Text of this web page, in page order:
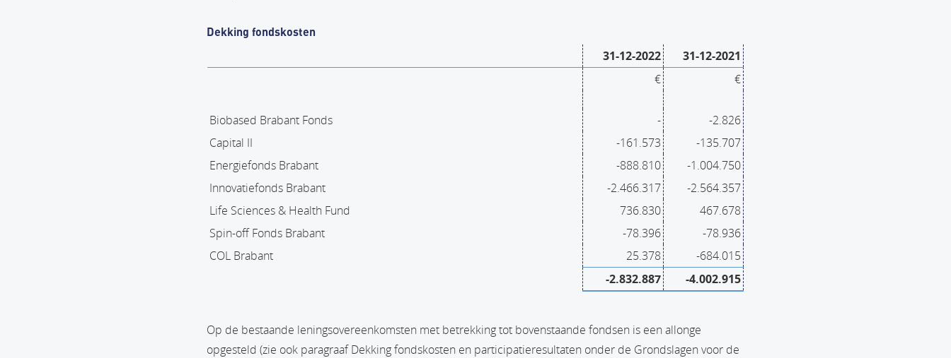
Dekking fondskosten
31-12-2022
31-12-2021
€
€
Biobased Brabant Fonds -
-2.826
Capital II
-161.573
-135.707
Energiefonds Brabant
-888.810
-1.004.750
Innovatiefonds Brabant
-2.466.317
-2.564.357
Life Sciences & Health Fund
736.830
467.678
Spin-off Fonds Brabant
-78.396
-78.936
COL Brabant
25.378
-684.015
-2.832.887
-4.002.915
Op de bestaande leningsovereenkomsten met betrekking tot bovenstaande fondsen is een allonge
opgesteld (zie ook paragraaf Dekking fondskosten en participatieresultaten onder de Grondslagen voor de